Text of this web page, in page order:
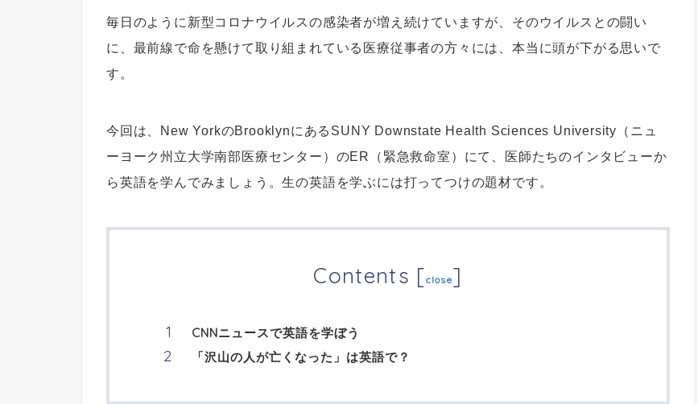
毎日のように新型コロナウイルスの感染者が増え続けていますが、そのウイルスとの闘い
に、最前線で命を懸けて取り組まれている医療従事者の方々には、本当に頭が下がる思いで
す。
今回は、New YorkのBrooklynにあるSUNY Downstate Health Sciences University（ニュ
ーヨーク州立大学南部医療センター）のER（緊急救命室）にて、医師たちのインタビューか
ら英語を学んでみましょう。生の英語を学ぶには打ってつけの題材です。
Contents [close]
CNNニュースで英語を学ぼう
「沢山の人が亡くなった」は英語で？